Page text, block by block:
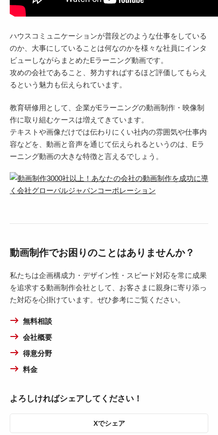
ハウスコミュニケーションが普段どのような仕事をしている
のか、大事にしていることは何なのかを様々な社員にインタ
ビューしながらまとめたEラーニング動画です。
攻めの会社であること、努力すればするほど評価してもらえ
るという魅力も伝えられています。
教育研修用として、企業がEラーニングの動画制作・映像制
作に取り組むケースは増えてきています。
テキストや画像だけでは伝わりにくい社内の雰囲気や仕事内
容などを、動画と音声を通じて伝えられるというのは、Eラ
ーニング動画の大きな特徴と言えるでしょう。
動画制作でお困りのことはありませんか？
私たちは企画構成力・デザイン性・スピード対応を常に成果
を追求する動画制作会社として、お客さまに親身に寄り添っ
た対応を心掛けています。ぜひ参考にご覧ください。
無料相談
会社概要
得意分野
料金
よろしければシェアしてください！
Xでシェア